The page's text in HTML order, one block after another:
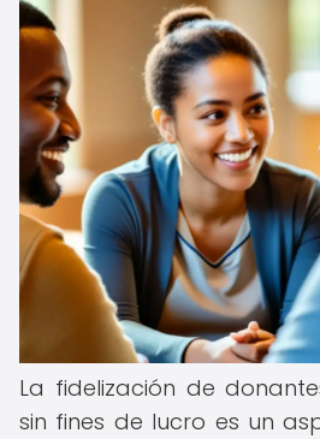
La fidelización de
sin fines de lucro es un